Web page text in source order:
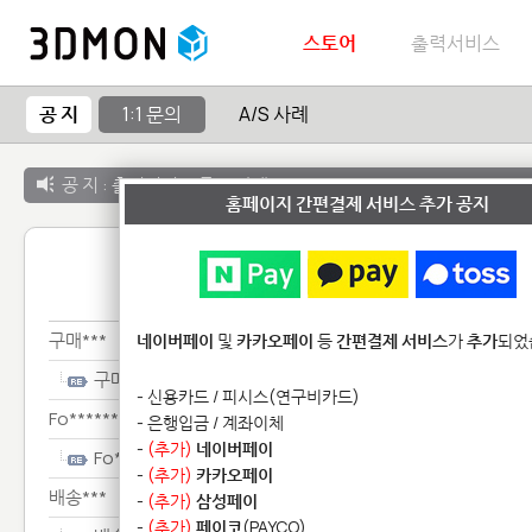
스토어 출력서비스
공 지 1:1 문의 A/S 사례
공 지 : 출력서비스 종료 안내
1:1 문
구매***
구매***
Fo********************
Fo********************
배송***
홈페이지 간편결제 서비스 추가 공지
네이버페이 및 카카오페이 등간편결제 서비스가추가되
- 신용카드 / 피시스(연구비카드)
- 은행입금 / 계좌이체
- (추가) 네이버페이
- (추가) 카카오페이
- (추가) 삼성페이
- (추가) 페이코(PAYCO)